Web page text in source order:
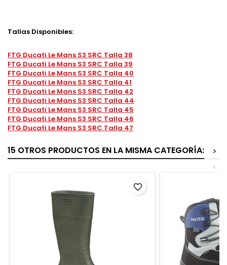
Tallas Disponibles:
FTG Ducati Le Mans S3 SRC Talla 38
FTG Ducati Le Mans S3 SRC Talla 39
FTG Ducati Le Mans S3 SRC Talla 40
FTG Ducati Le Mans S3 SRC Talla 41
FTG Ducati Le Mans S3 SRC Talla 42
FTG Ducati Le Mans S3 SRC Talla 44
FTG Ducati Le Mans S3 SRC Talla 45
FTG Ducati Le Mans S3 SRC Talla 46
FTG Ducati Le Mans S3 SRC Talla 47
15 OTROS PRODUCTOS EN LA MISMA CATEGORÍA:
>
<
favorite_border